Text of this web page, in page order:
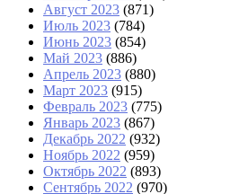
Август 2023 (871)
Июль 2023 (784)
Июнь 2023 (854)
Май 2023 (886)
Апрель 2023 (880)
Март 2023 (915)
Февраль 2023 (775)
Январь 2023 (867)
Декабрь 2022 (932)
Ноябрь 2022 (959)
Октябрь 2022 (893)
Сентябрь 2022 (970)